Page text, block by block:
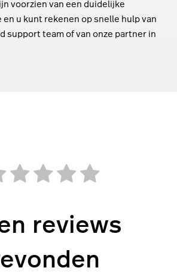
voorzien van een duidelijke
u kunt rekenen op snelle hulp van
support team of van onze partner in
reviews